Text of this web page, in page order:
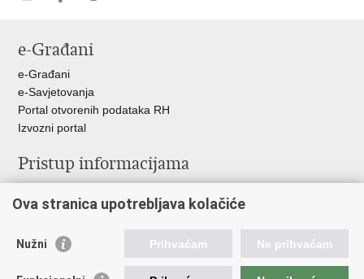
FacebookuTwitteru
e-Građani
e-Građani
e-Savjetovanja
Portal otvorenih podataka RH
Izvozni portal
Pristup informacijama
Izjava o pristupačnosti
Ravnopravnost spolova u MORH-u i OSRH
Ova stranica upotrebljava kolačiće
Nužni Prihvaćam Ne prihvaćam